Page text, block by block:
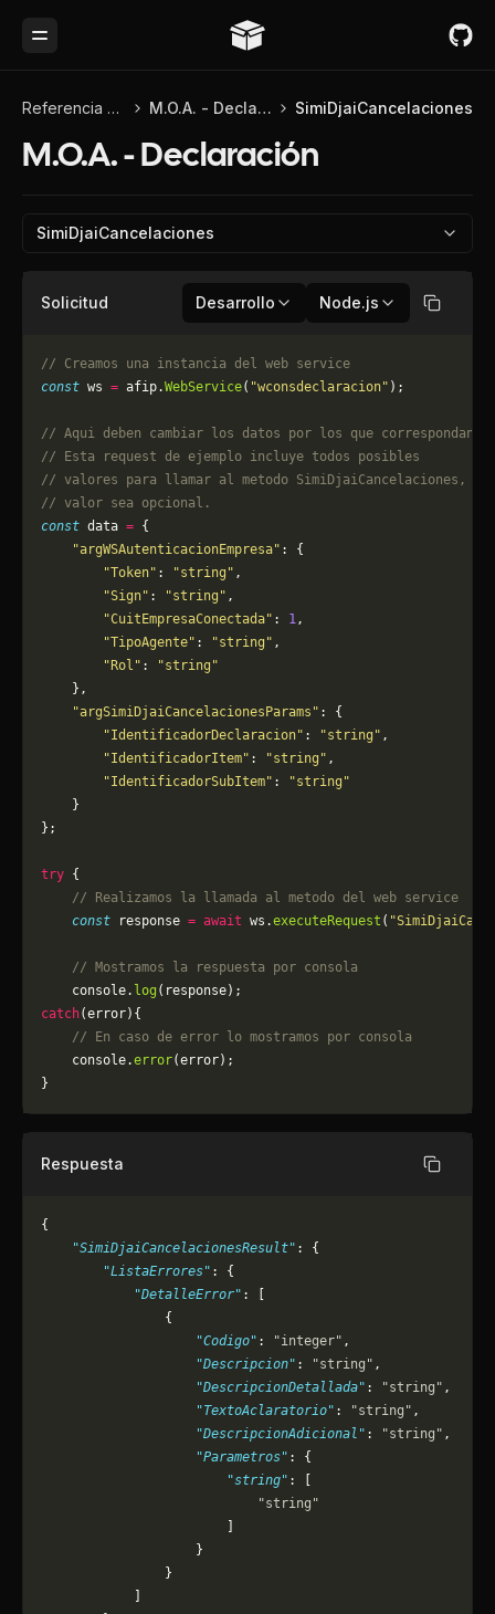
Toggle Menu
Referencia de API M.O.A. - Declaración SimiDjaiCancelaciones
M.O.A. - Declaración
SimiDjaiCancelaciones
Solicitud Desarrollo Node.js Copiar
// Creamos una instancia del web service
const ws = afip.WebService( "wconsdeclaracion" );
// Aqui deben cambiar los datos por los que correspondan.
// Esta request de ejemplo incluye todos posibles
// valores para llamar al metodo SimiDjaiCancelaciones,
// valor sea opcional.
const data = {
    "argWSAutenticacionEmpresa"
: {
        "Token"
: "string" ,
        "Sign"
: "string" ,
        "CuitEmpresaConectada"
: 1,
        "TipoAgente"
: "string" ,
        "Rol"
:
"string"
    },
    "argSimiDjaiCancelacionesParams"
: {
        "IdentificadorDeclaracion"
: "string" ,
        "IdentificadorItem"
: "string" ,
        "IdentificadorSubItem"
:
"string"
    }
};
try {
    // Realizamos la llamada al metodo del web service
    const
response = await ws.executeRequest (
    // Mostramos la respuesta por consola
    console.
log (response);
catch(error){
    // En caso de error lo mostramos por consola
	console.
error(error);
}
Respuesta Copiar
{
    "SimiDjaiCancelacionesResult"
: {
        "ListaErrores"
: {
            "DetalleError"
: [
                {
                    "Codigo"
: "integer" ,
                    "Descripcion"
: "string" ,
                    "DescripcionDetallada"
: "string" ,
                    "TextoAclaratorio"
: "string" ,
                    "DescripcionAdicional"
: "string" ,
                    "Parametros"
: {
                        "string"
: [
                            "string"
                    }
                }